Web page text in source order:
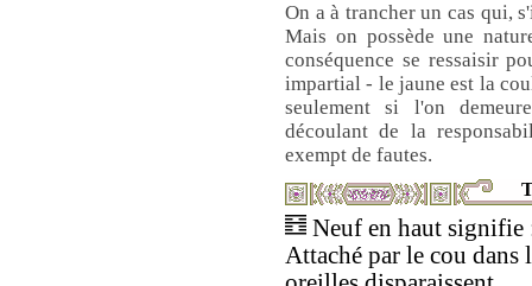
On a à trancher un cas qui,
Mais on possède une
conséquence se ressaisir
impartial - le jaune est la
seulement si l'on
découlant de la
exempt de fautes.
Neuf en haut signifie
Attaché par le cou dans